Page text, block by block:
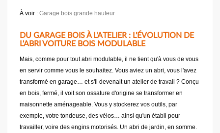
À voir : Garage bois grande hauteur
DU GARAGE BOIS À L'ATELIER : L'ÉVOLUTION DE
L'ABRI VOITURE BOIS MODULABLE
Mais, comme pour tout abri modulable, il ne tient qu'à vous de vous
en servir comme vous le souhaitez. Vous aviez un abri, vous l'avez
transformé en garage… et s'il devenait un atelier de travail ? Conçu
en bois, fermé, il voit son ossature d'origine se transformer en
maisonnette aménageable. Vous y stockerez vos outils, par
exemple, votre tondeuse, des vélos… ainsi qu'un établi pour
travailler, voire des engins motorisés. Un abri de jardin, en somme.